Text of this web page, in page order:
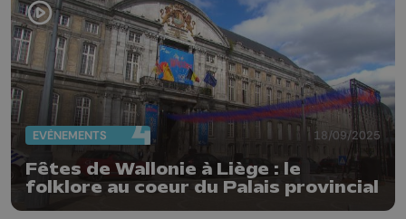
EVÈNEMENTS 18/09/2025
Fêtes de Wallonie à Liège : le
folklore au coeur du Palais provincial